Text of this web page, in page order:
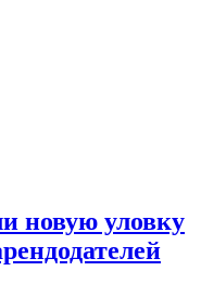
новую уловку